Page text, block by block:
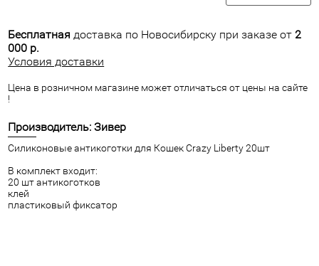
Бесплатная доставка по Новосибирску при заказе от 2
000 р.
Условия доставки
Цена в розничном магазине может отличаться от цены на сайте
!
Производитель: Зивер
Силиконовые антикоготки для Кошек Crazy Liberty 20шт
В комплект входит:
20 шт антикоготков
клей
пластиковый фиксатор